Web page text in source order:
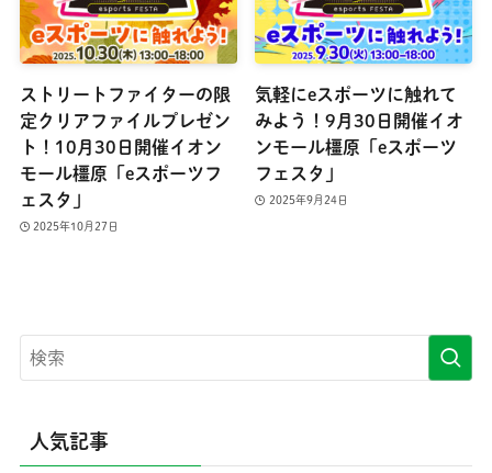
ストリートファイターの限
定クリアファイルプレゼン
ト！10月30日開催イオン
モール橿原「eスポーツフ
ェスタ」
2025年10月27日
気軽にeスポーツに触れて
みよう！9月30日開催イオ
ンモール橿原「eスポーツ
フェスタ」
2025年9月24日
人気記事